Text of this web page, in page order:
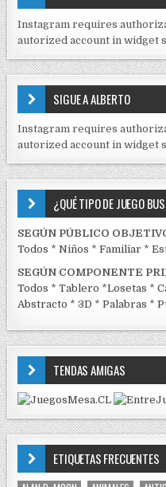
I
D
S
E
J
C
K
Instagram requires
autorized account in widget
SIGUE A ALBERTO
Instagram requires
autorized account in widget
¿QUÉ TIPO DE JUEGO
SEGÚN PÚBLICO
Todos *Niños *Familiar *
SEGÚN COMPONENTE
Todos *Tablero *Losetas *
Abstracto *3D *Palabras *
TENDAS AMIGAS
ETIQUETAS FRECUENTES